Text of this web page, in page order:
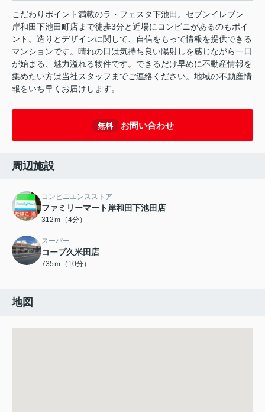
こだわりポイント満載のラ・フェスタ下池田。セブンイレブン
岸和田下池田町店まで徒歩3分と近場にコンビニがあるのもポイ
ント。造りとデザインに関して、自信をもって情報を提供できる
マンションです。晴れの日は気持ち良い陽射しを感じながら一日
が始まる、魅力溢れる物件です。できるだけ早めに不動産情報を
集めたい方は当社スタッフまでご連絡ください。地域の不動産情
報をいち早くお届けします。
無料 お問い合わせ
周辺施設
コンビニエンスストア
ファミリーマート岸和田下池田店
312ｍ（4分）
スーパー
コープ久米田店
735ｍ（10分）
地図